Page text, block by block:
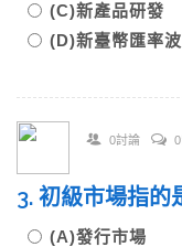
(C)新產品研發
(D)新臺幣匯率波
0討論
3. 初級市場指
(A)發行市場